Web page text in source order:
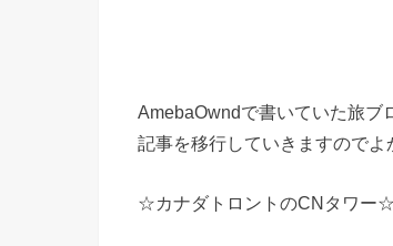
AmebaOwndで書いていた旅
記事を移行していきますので
☆カナダトロントのCNタワー☆